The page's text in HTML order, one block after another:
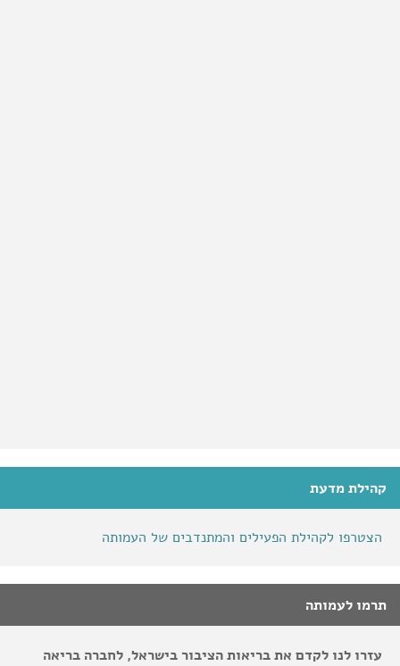
קהילת מדעת
הצטרפו לקהילת הפעילים והמתנדבים של העמותה
תרמו לעמותה
עזרו לנו לקדם את בריאות הציבור בישראל, לחברה בריאה